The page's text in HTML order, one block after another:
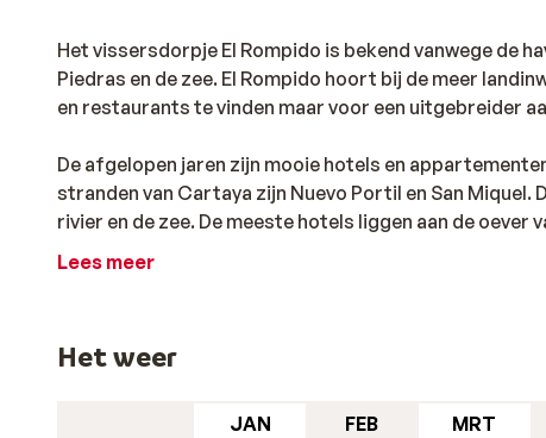
Het vissersdorpje El Rompido is bekend vanwege de
Piedras en de zee. El Rompido hoort bij de meer
en restaurants te vinden maar voor een uitgebreider
De afgelopen jaren zijn mooie hotels en
stranden van Cartaya zijn Nuevo Portil en San
rivier en de zee. De meeste hotels liggen aan de
Hier treft u nog geen massatoerisme aan, maar kunt
Lees meer
Het weer
JAN FEB MRT